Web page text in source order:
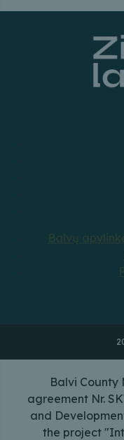
Balvų
Balvi County
agreement Nr.
and
the project